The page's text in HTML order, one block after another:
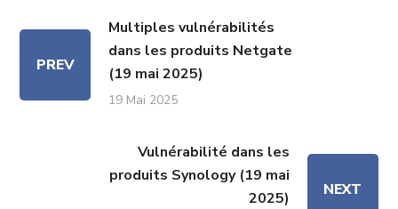
PREV
Multiples vulnérabilités
dans les produits Netgate
(19 mai 2025)
19 Mai 2025
Vulnérabilité dans les
produits Synology (19 mai
2025)
NEXT